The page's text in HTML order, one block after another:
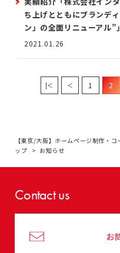
ち上げとともにブランデ
ン」の全面リニューアル”
2021.01.26
|＜ ＜ 1 2
【東京/大阪】ホームページ制作・
ップ
お知らせ
Contact us
お